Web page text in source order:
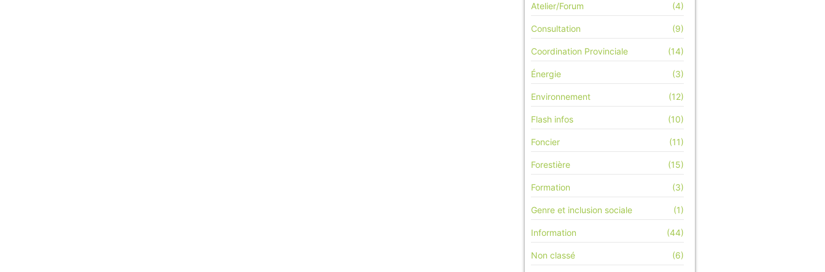
Atelier/Forum (4)
Consultation (9)
Coordination Provinciale (14)
Énergie (3)
Environnement (12)
Flash infos (10)
Foncier (11)
Forestière (15)
Formation (3)
Genre et inclusion sociale (1)
Information (44)
Non classé (6)